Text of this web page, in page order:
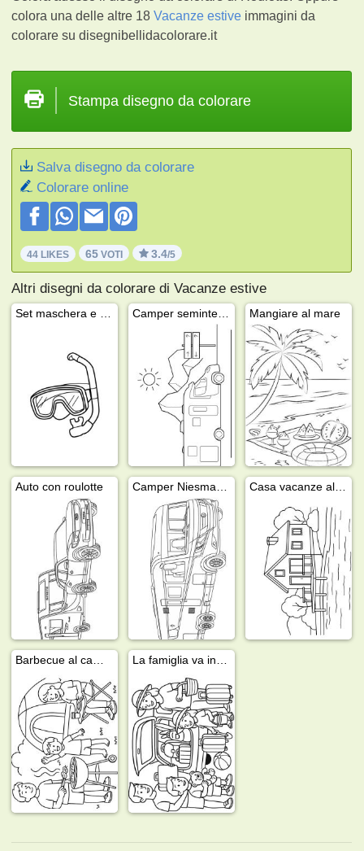
colora una delle altre 18Vacanze estive immagini da
colorare su disegnibellidacolorare.it
Stampa disegno da colorare
Salva disegno da colorare
Colorare online
44 LIKES 65 VOTI 3.4/5
Altri disegni da colorare di Vacanze estive
Mangiare al mare
Auto con roulotte